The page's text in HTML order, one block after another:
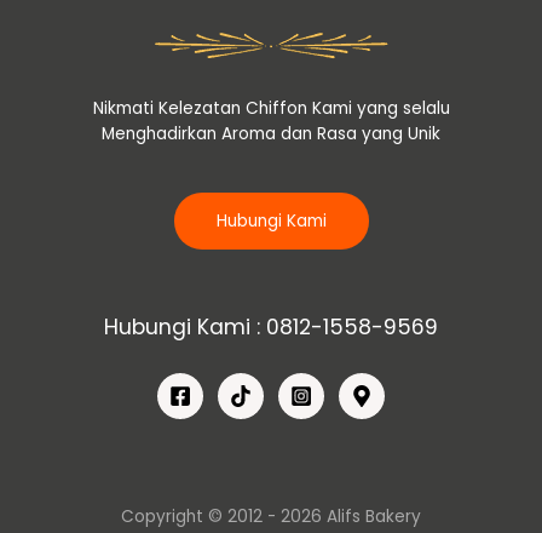
Nikmati Kelezatan Chiffon Kami yang selalu
Menghadirkan Aroma dan Rasa yang Unik
Hubungi Kami
Hubungi Kami : 0812-1558-9569
Copyright © 2012 - 2026 Alifs Bakery